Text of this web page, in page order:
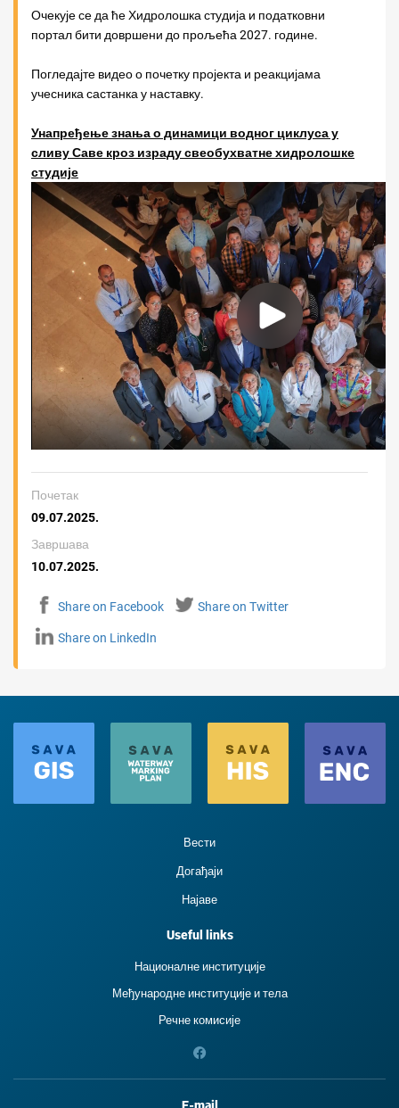
Очекује се да ће Хидролошка студија и податковни
портал бити довршени до прољећа 2027. године.
Погледајте видео о почетку пројекта и реакцијама
учесника састанка у наставку.
Унапређење знања о динамици водног циклуса у
сливу Саве кроз израду свеобухватне хидролошке
студије
Почетак
09.07.2025.
Завршава
10.07.2025.
Share on Facebook Share on Twitter
Share on LinkedIn
Вести
Догађаји
Најаве
Useful links
Националне институције
Међународне институције и тела
Речне комисије